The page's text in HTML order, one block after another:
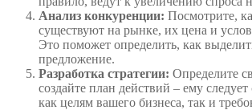
Анализ конкуренции: Посмотрите,
существуют на рынке, их цена и
Это поможет определить, как
предложение.
Разработка стратегии: Определите
создайте план действий – ему следует
как целям вашего бизнеса, так и